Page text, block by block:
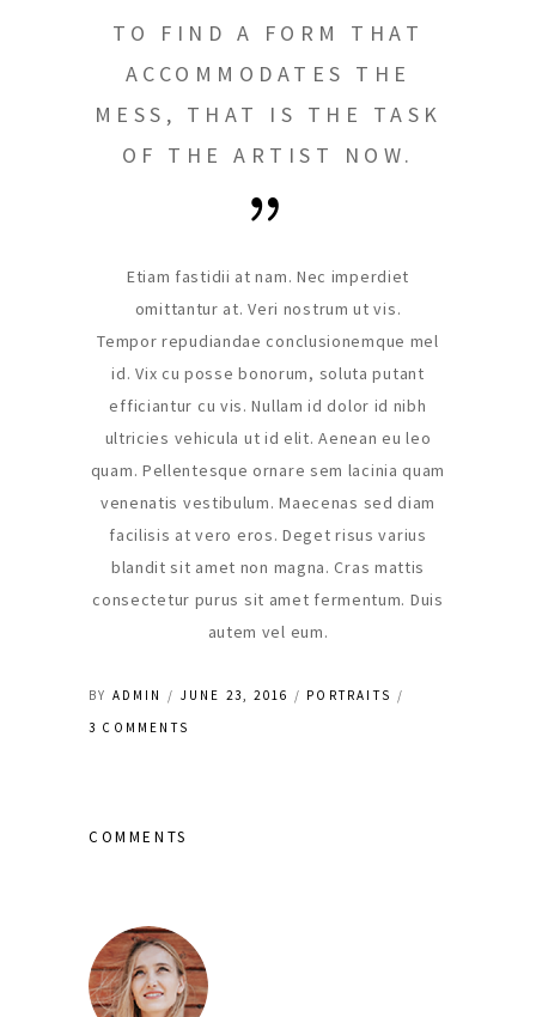
TO FIND A FORM THAT
ACCOMMODATES THE
MESS, THAT IS THE TASK
OF THE ARTIST NOW.
Etiam fastidii at nam. Nec imperdiet
omittantur at. Veri nostrum ut vis.
Tempor repudiandae conclusionemque mel
id. Vix cu posse bonorum, soluta putant
efficiantur cu vis. Nullam id dolor id nibh
ultricies vehicula ut id elit. Aenean eu leo
quam. Pellentesque ornare sem lacinia quam
venenatis vestibulum. Maecenas sed diam
facilisis at vero eros. Deget risus varius
blandit sit amet non magna. Cras mattis
consectetur purus sit amet fermentum. Duis
autem vel eum.
BY ADMIN JUNE 23, 2016
PORTRAITS
3 COMMENTS
COMMENTS